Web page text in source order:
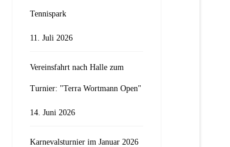
Tennispark
11. Juli 2026
Vereinsfahrt nach Halle zum
Turnier: "Terra Wortmann Open"
14. Juni 2026
Karnevalsturnier im Januar 2026